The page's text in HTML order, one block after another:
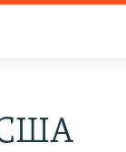
США